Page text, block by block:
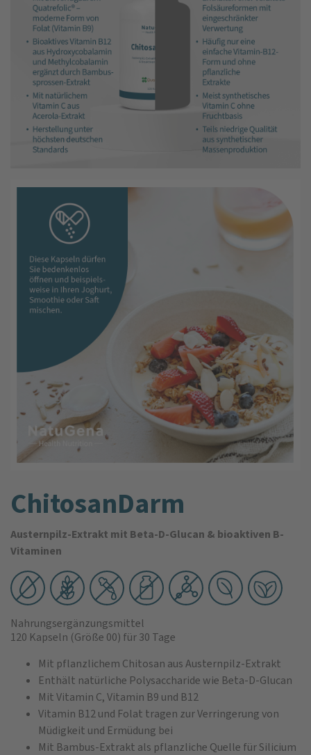
ChitosanDarm
Austernpilz-Extrakt mit Beta-D-Glucan & bioaktiven B-
Vitaminen
Nahrungsergänzungsmittel
120 Kapseln (Größe 00) für 30 Tage
Mit pflanzlichem Chitosan aus Austernpilz-Extrakt
Enthält natürliche Polysaccharide wie Beta-D-Glucan
Mit Vitamin C, Vitamin B9 und B12
Vitamin B12 und Folat tragen zur Verringerung von
Müdigkeit und Ermüdung bei
Mit Bambus-Extrakt als pflanzliche Quelle für Silicium